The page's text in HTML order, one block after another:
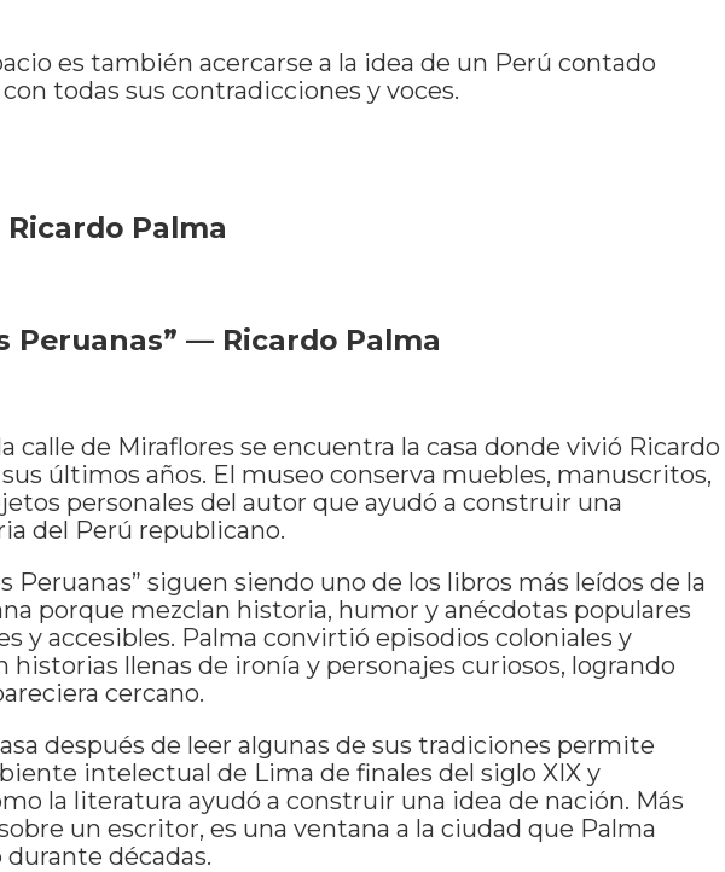
es también acercarse a la idea de un Perú contado
todas sus contradicciones y voces.
Ricardo Palma
Peruanas” — Ricardo Palma
calle de Miraflores se encuentra la casa donde vivió Ricardo
últimos años. El museo conserva muebles, manuscritos,
personales del autor que ayudó a construir una
del Perú republicano.
Peruanas” siguen siendo uno de los libros más leídos de la
porque mezclan historia, humor y anécdotas populares
y accesibles. Palma convirtió episodios coloniales y
historias llenas de ironía y personajes curiosos, logrando
cercano.
después de leer algunas de sus tradiciones permite
intelectual de Lima de finales del siglo XIX y
la literatura ayudó a construir una idea de nación. Más
un escritor, es una ventana a la ciudad que Palma
décadas.